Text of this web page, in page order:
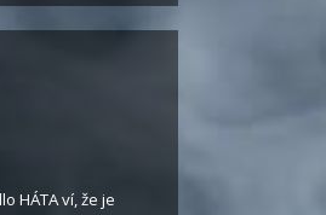
HÁTA ví, že je